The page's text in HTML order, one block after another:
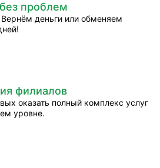
проблем
деньги или обменяем
филиалов
оказать полный комплекс услуг
уровне.